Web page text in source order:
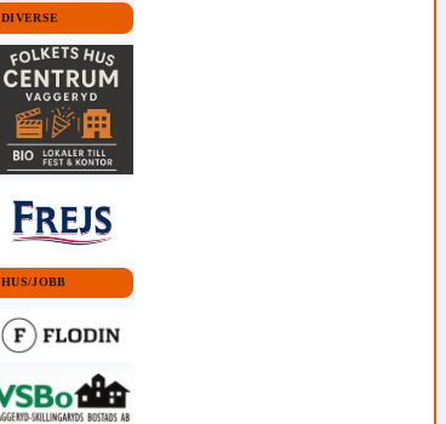
DIVERSE
HUS/JOBB